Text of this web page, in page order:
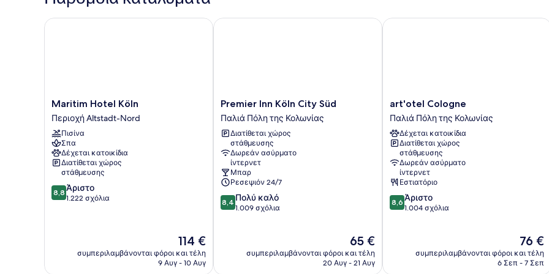
Κρεβάτι
με
Maritim
Hotel
Köln
Περιοχή
Altstadt-
Nord
Maritim Hotel Köln
Περιοχή Altstadt-Nord
Πισίνα
Σπα
Δέχεται κατοικίδια
Διατίθεται χώρος
στάθμευσης
8.8
στα
8,8 Άριστο
1.222 σχόλια
Η
τιμή
είναι
114 €
συμπεριλαμβάνονται φόροι και τέλη
9 Αυγ - 10 Αυγ
Maritim Hotel Köln
Premier
Inn
Köln
City
Süd
Παλιά
Πόλη
της
Κολωνίας
Premier Inn Köln City Süd
Παλιά Πόλη της Κολωνίας
Διατίθεται χώρος
στάθμευσης
Δωρεάν ασύρματο
ίντερνετ
Μπαρ
Ρεσεψιόν 24/7
8.4
στα
8,4 Πολύ καλό
1.009 σχόλια
Η
τιμή
είναι
65 €
συμπεριλαμβάνονται φόροι και τέλη
20 Αυγ - 21 Αυγ
Premier Inn Köln City Süd
art'otel
Cologne
Παλιά
Πόλη
της
Κολωνίας
art'otel Cologne
Παλιά Πόλη της Κολωνίας
Δέχεται κατοικίδια
Διατίθεται χώρος
στάθμευσης
Δωρεάν ασύρματο
ίντερνετ
Εστιατόριο
8.6
στα
σχόλια
8,6 Άριστο
1.004 σχόλια
Η
τιμή
είναι
76 €
συμπεριλαμβάνονται φόροι και τέλη
6 Σεπ - 7 Σεπ
art'otel Cologne